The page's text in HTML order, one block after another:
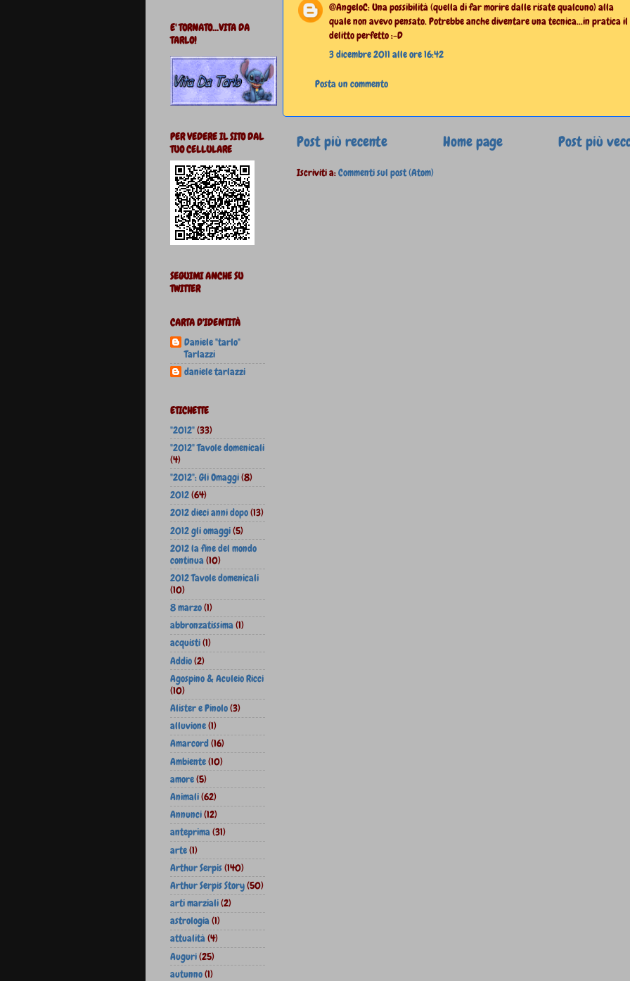
@AngeloC: Una possibilità (quella di far morire dalle risate qualcuno) alla
quale non avevo pensato. Potrebbe anche diventare una tecnica...in pratica il
delitto perfetto :-D
3 dicembre 2011 alle ore 16:42
Posta un commento
Post più recente Post più
Home page
Iscriviti a:Commenti sul post (Atom)
E' TORNATO...VITA DA
TARLO!
PER VEDERE IL SITO DAL
TUO CELLULARE
SEGUIMI ANCHE SU
TWITTER
CARTA D'IDENTITÀ
Daniele "tarlo"
Tarlazzi
daniele tarlazzi
ETICHETTE
"2012"(33)
"2012" Tavole domenicali
(4)
"2012": Gli Omaggi(8)
2012(64)
2012 dieci anni dopo(13)
2012 gli omaggi(5)
2012 la fine del mondo
continua(10)
2012 Tavole domenicali
(10)
8 marzo(1)
abbronzatissima(1)
acquisti(1)
Addio(2)
Agospino & Aculeio Ricci
(10)
Alister e Pinolo(3)
alluvione(1)
Amarcord(16)
Ambiente(10)
amore(5)
Animali(62)
Annunci(12)
anteprima(31)
arte(1)
Arthur Serpis(140)
Arthur Serpis Story(50)
arti marziali(2)
astrologia(1)
attualità(4)
Auguri(25)
autunno(1)